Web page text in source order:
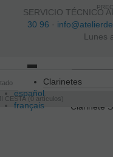
SERVICIO TÉCNICO
30 96 ·
Lunes
español
français
CESTA 0 artículos
navigation
Clarinetes
Clarinete